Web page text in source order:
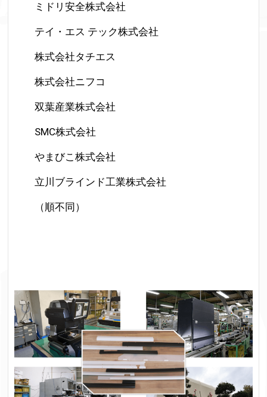
ミドリ安全株式会社
テイ・エス テック株式会社
株式会社タチエス
株式会社ニフコ
双葉産業株式会社
SMC株式会社
やまびこ株式会社
立川ブラインド工業株式会社
（順不同）